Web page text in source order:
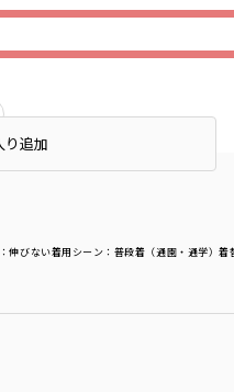
：伸びない着用シーン ：普段着（通園・通学）着
り追加